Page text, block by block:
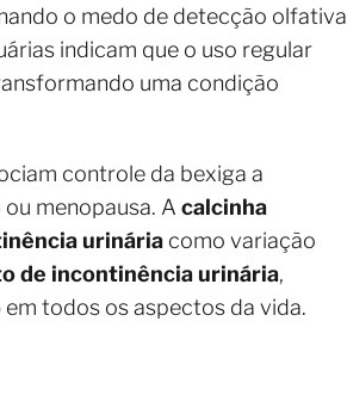
o medo de detecção olfativa
indicam que o uso regular
uma condição
controle da bexiga a
menopausa. A calcinha
urinária como variação
de incontinência urinária,
em todos os aspectos da vida.